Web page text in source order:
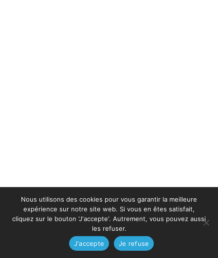
Nous utilisons des cookies pour vous garantir la meilleure
expérience sur notre site web. Si vous en êtes satisfait,
cliquez sur le bouton 'J'accepte'. Autrement, vous pouvez aussi
les refuser.
J'accepte
Je refuse